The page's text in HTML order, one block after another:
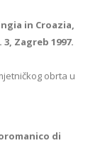
in Croazia,
Zagreb 1997.
obrta u
di